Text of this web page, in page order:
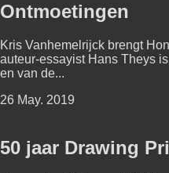
Ontmoetingen
Kris Vanhemelrijck brengt
auteur-essayist Hans Theys
en van de...
26 May. 2019
50 jaar Drawing